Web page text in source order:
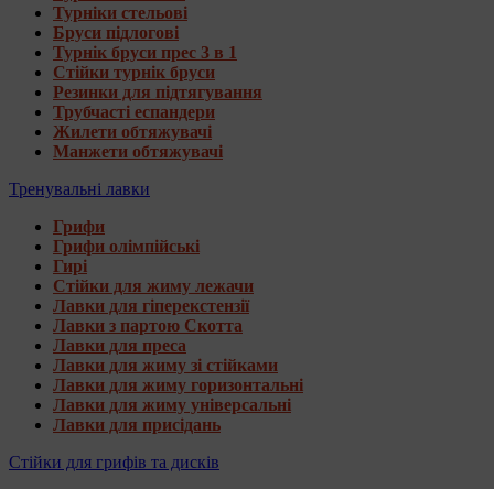
Турніки стельові
Бруси підлогові
Турнік бруси прес 3 в 1
Стійки турнік бруси
Резинки для підтягування
Трубчасті еспандери
Жилети обтяжувачі
Манжети обтяжувачі
Тренувальні лавки
Грифи
Грифи олімпійські
Гирі
Стійки для жиму лежачи
Лавки для гіперекстензії
Лавки з партою Скотта
Лавки для преса
Лавки для жиму зі стійками
Лавки для жиму горизонтальні
Лавки для жиму універсальні
Лавки для присідань
Стійки для грифів та дисків